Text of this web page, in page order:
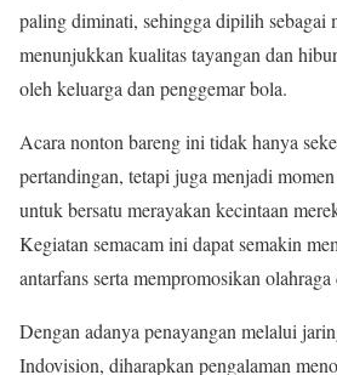
paling diminati, sehingga dipilih sebagai
menunjukkan kualitas tayangan dan
oleh keluarga dan penggemar bola.
Acara nonton bareng ini tidak hanya
pertandingan, tetapi juga menjadi
untuk bersatu merayakan kecintaan
Kegiatan semacam ini dapat semakin
antarfans serta mempromosikan
Dengan adanya penayangan melalui
Indovision, diharapkan pengalaman